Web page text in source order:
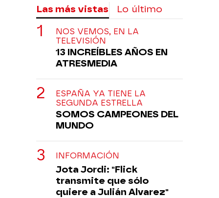
Las más vistas Lo último
NOS VEMOS, EN LA
TELEVISIÓN
13 INCREÍBLES AÑOS EN
ATRESMEDIA
ESPAÑA YA TIENE LA
SEGUNDA ESTRELLA
SOMOS CAMPEONES DEL
MUNDO
INFORMACIÓN
Jota Jordi: "Flick
transmite que sólo
quiere a Julián Alvarez"